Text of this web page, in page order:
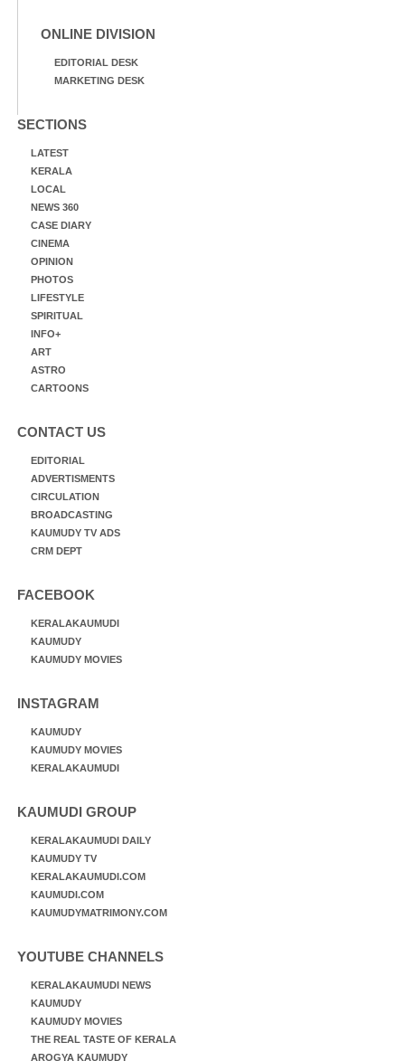
ONLINE DIVISION
EDITORIAL DESK
MARKETING DESK
SECTIONS
LATEST
KERALA
LOCAL
NEWS 360
CASE DIARY
CINEMA
OPINION
PHOTOS
LIFESTYLE
SPIRITUAL
INFO+
ART
ASTRO
CARTOONS
CONTACT US
EDITORIAL
ADVERTISMENTS
CIRCULATION
BROADCASTING
KAUMUDY TV ADS
CRM DEPT
FACEBOOK
KERALAKAUMUDI
KAUMUDY
KAUMUDY MOVIES
INSTAGRAM
KAUMUDY
KAUMUDY MOVIES
KERALAKAUMUDI
KAUMUDI GROUP
KERALAKAUMUDI DAILY
KAUMUDY TV
KERALAKAUMUDI.COM
KAUMUDI.COM
KAUMUDYMATRIMONY.COM
YOUTUBE CHANNELS
KERALAKAUMUDI NEWS
KAUMUDY
KAUMUDY MOVIES
THE REAL TASTE OF KERALA
AROGYA KAUMUDY